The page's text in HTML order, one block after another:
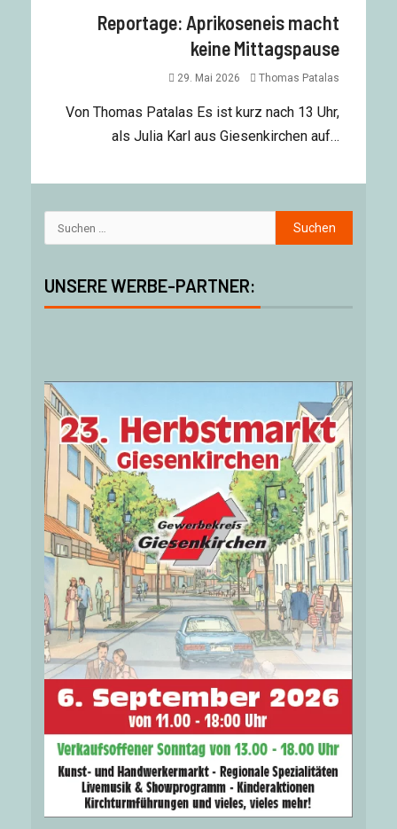
Reportage: Aprikoseneis macht
keine Mittagspause
29. Mai 2026 Thomas Patalas
Von Thomas Patalas Es ist kurz nach 13 Uhr,
als Julia Karl aus Giesenkirchen auf…
UNSERE WERBE-PARTNER: